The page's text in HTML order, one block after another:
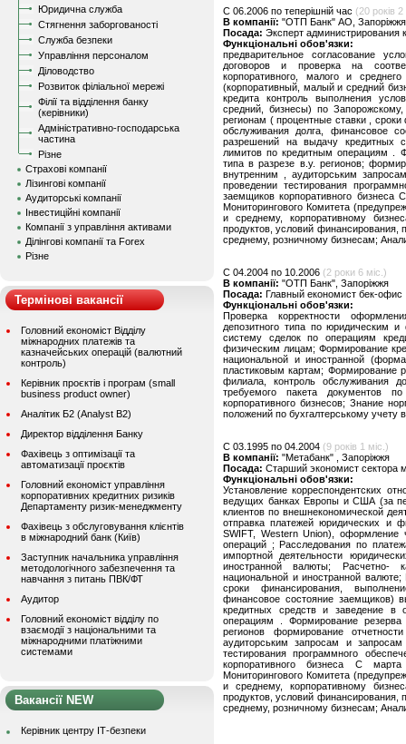
Юридична служба
Стягнення заборгованості
Служба безпеки
Управління персоналом
Діловодство
Розвиток філіальної мережі
Філії та відділення банку
(керівники)
Адміністративно-господарська
частина
Різне
Страхові компанії
Лізингові компанії
Аудиторські компанії
Інвестиційні компанії
Компанії з управління активами
Ділінгові компанії та Forex
Різне
Термінові вакансії
Головний економіст Відділу
міжнародних платежів та
казначейських операцій (валютний
контроль)
Керівник проєктів і програм (small
business product owner)
Аналітик Б2 (Analyst B2)
Директор відділення Банку
Фахівець з оптимізації та
автоматизації проєктів
Головний економіст управління
корпоративних кредитних ризиків
Департаменту ризик-менеджменту
Фахівець з обслуговування клієнтів
в міжнародний банк (Київ)
Заступник начальника управління
методологічного забезпечення та
навчання з питань ПВК/ФТ
Аудитор
Головний економіст відділу по
взаємодії з національними та
міжнародними платіжними
системами
Вакансії NEW
Керівник центру ІТ-безпеки
C 06.2006 по теперішній час (20 років 2
В компанії: "ОТП Банк" АО, Запоріжжя
Посада: Эксперт администрирования
Функціональні обов'язки:
предварительное согласование
договоров и проверка на
корпоративного, малого и
(корпоративный, малый и средний
кредита контроль выполнения
средний, бизнесы) по
регионам ( процентные ставки ,
обслуживания долга, финансовое
разрешений на выдачу кредитных
лимитов по кредитным операциям .
типа в разрезе в.у. регионов;
внутренним , аудиторським
проведении тестирования
заемщиков корпоративного бизнеса
Мониторингового Комитета
и среднему, корпоративному
продуктов, условий финансирования,
среднему, розничному бизнесам;
C 04.2004 по 10.2006 (2 роки 6 міс.)
В компанії: "ОТП Банк", Запоріжжя
Посада: Главный економист бек-офис
Функціональні обов'язки:
Проверка корректности
депозитного типа по юридическим
систему сделок по операциям
физическим лицам; Формирование
национальной и иностранной
пластиковым картам; Формирование
филиала, контроль обслуживания
требуемого пакета документов
корпоративного бизнесов; Знание
положений по бухгалтерському
C 03.1995 по 04.2004 (9 років 1 міс.)
В компанії: "Метабанк" , Запоріжжя
Посада: Старший экономист сектора
Функціональні обов'язки:
Установление корреспондентских
ведущих банках Европы и США (за
клиентов по внешнекономической
отправка платежей юридических и
SWIFT, Western Union), оформление
операций ; Расследования по
импортной деятельности
иностранной валюты; Расчетно-
национальной и иностранной
сроки финансирования,
финансовое состояние заемщиков)
кредитных средств и заведение в
операциям . Формирование
регионов формирование
аудиторським запросам и
тестирования программного
корпоративного бизнеса С
Мониторингового Комитета
и среднему, корпоративному
продуктов, условий финансирования,
среднему, розничному бизнесам;